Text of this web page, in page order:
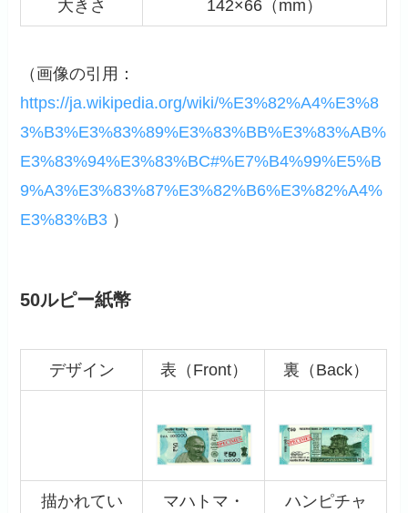
大きさ 142×66（mm）
（画像の引用：
https://ja.wikipedia.org/wiki/%E3%82%A4%E3%8
3%B3%E3%83%89%E3%83%BB%E3%83%AB%
E3%83%94%E3%83%BC#%E7%B4%99%E5%B
9%A3%E3%83%87%E3%82%B6%E3%82%A4%
E3%83%B3 ）
50ルピー紙幣
デザイン 表（Front） 裏（Back）
描かれてい
マハトマ・
ハンピチャ